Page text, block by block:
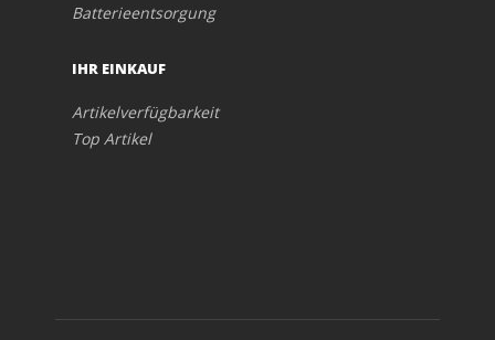
Batterieentsorgung
IHR EINKAUF
Artikelverfügbarkeit
Top Artikel